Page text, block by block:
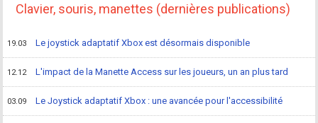
Clavier, souris, manettes (dernières publications)
19.03 Le joystick adaptatif Xbox est désormais disponible
12.12 L'impact de la Manette Access sur les joueurs, un an plus tard
03.09 Le Joystick adaptatif Xbox : une avancée pour l'accessibilité